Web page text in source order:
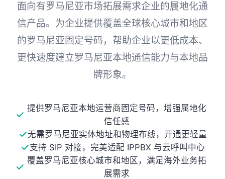
面向有罗马尼亚市场拓展需求企业的属地化通
信产品。为企业提供覆盖全球核心城市和地区
的罗马尼亚固定号码，帮助企业以更低成本、
更快速度建立罗马尼亚本地通信能力与本地品
牌形象。
提供罗马尼亚本地运营商固定号码，增强属地化
信任感
无需罗马尼亚实体地址和物理布线，开通更轻量
支持 SIP 对接，完美适配 IPPBX 与云呼叫中心
覆盖罗马尼亚核心城市和地区，满足海外业务拓
展需求